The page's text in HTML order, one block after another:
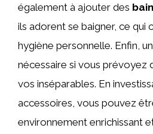
également à ajouter des
ils adorent se baigner, ce qui
hygiène personnelle. Enfin, un
nécessaire si vous prévoyez
vos inséparables. En
accessoires, vous pouvez
environnement enrichissant